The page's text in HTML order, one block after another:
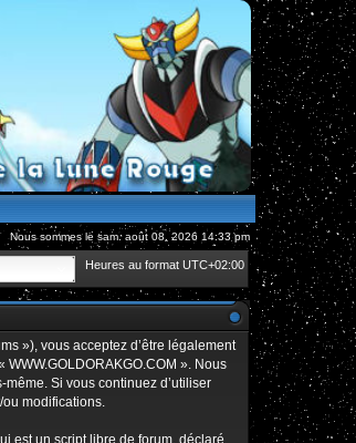
Nous sommes le sam. août 08, 2026 14:33 pm
Heures au format UTC+02:00
»), vous acceptez d’être légalement
». Nous
Si vous continuez d’utiliser
ou modifications.
est un script libre de forum, déclaré